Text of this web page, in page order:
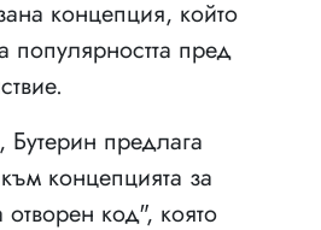
концепция, който
популярността пред
Бутерин предлага
концепцията за
код", която